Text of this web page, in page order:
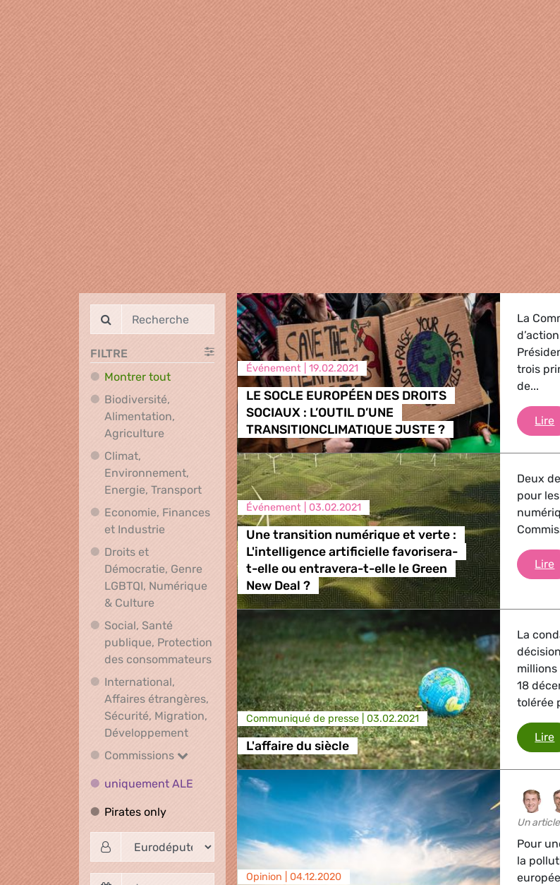
FILTRE
Montrer tout
Biodiversité,
Alimentation,
AgricultureBiodiversité, Alimentation, Agriculture
Climat,
Environnement,
Energie, TransportClimat, Environnement, Energie, Transport
Economie, Finances
et Industrie Economie, Finances et Industrie
Droits et
Démocratie, Genre
LGBTQI, Numérique
& CultureDroits et Démocratie, Genre LGBTQI, Numérique & Culture
Social, Santé
publique, Protection
des consommateursSocial, Santé publique, Protection des consommateurs
International,
Affaires étrangères,
Sécurité, Migration,
DéveloppementInternational, Affaires étrangères, Sécurité, Migration, Développement
Commissions
Commissions
uniquement ALE uniquement ALE
Pirates onlyPirates only
Événement | 19.02.2021
LE SOCLE EUROPÉEN DES DROITS
SOCIAUX : L’OUTIL D’UNE
TRANSITIONCLIMATIQUE JUSTE ?
La
trois
de...
Lire
Événement | 03.02.2021
Une transition numérique et verte :
L'intelligence artificielle favorisera-
t-elle ou entravera-t-elle le Green
New Deal ?
Deux
pour
Lire
Communiqué de presse | 03.02.2021
L'affaire du siècle
La
millions
18
tolérée
Lire
Opinion | 04.12.2020
Un
Pour
la